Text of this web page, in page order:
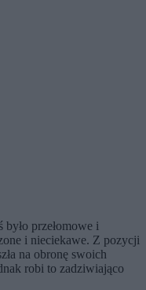
przełomowe i
i nieciekawe. Z pozycji
na obronę swoich
robi to zadziwiająco